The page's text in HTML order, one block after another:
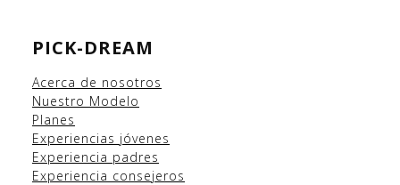
PICK-DREAM
Acerca de nosotros
Nuestro Modelo
Planes
Experiencias jóvenes
Experiencia padres
Experiencia consejeros